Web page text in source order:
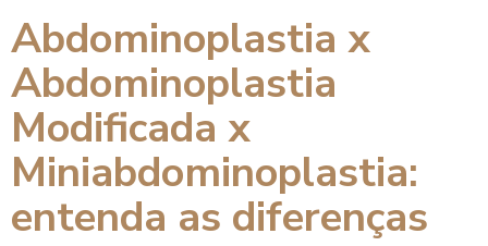
Abdominoplastia x
Abdominoplastia
Modificada x
Miniabdominoplastia:
entenda as diferenças